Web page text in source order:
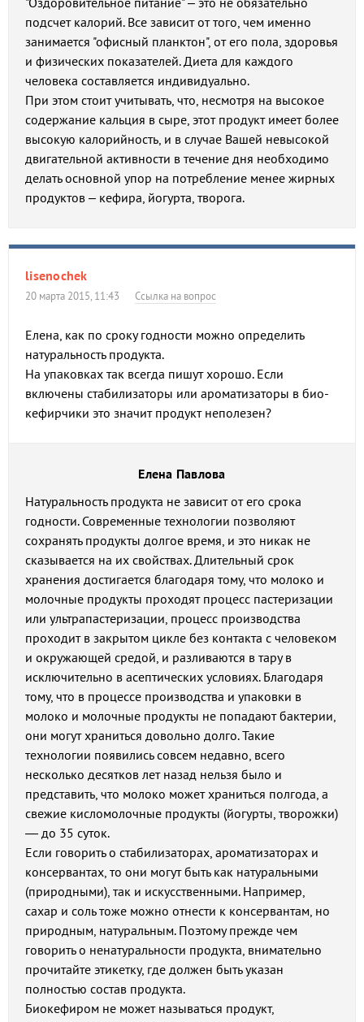
подсчет калорий. Все зависит от того, чем именно
занимается "офисный планктон", от его пола, здоровья
и физических показателей. Диета для каждого
человека составляется индивидуально.
При этом стоит учитывать, что, несмотря на высокое
содержание кальция в сыре, этот продукт имеет более
высокую калорийность, и в случае Вашей невысокой
двигательной активности в течение дня необходимо
делать основной упор на потребление менее жирных
продуктов – кефира, йогурта, творога.
lisenochek
20 марта 2015, 11:43 Ссылка на вопрос
Елена, как по сроку годности можно определить
натуральность продукта.
На упаковках так всегда пишут хорошо. Если
включены стабилизаторы или ароматизаторы в био-
кефирчики это значит продукт неполезен?
Елена Павлова
Натуральность продукта не зависит от его срока
годности. Современные технологии позволяют
сохранять продукты долгое время, и это никак не
сказывается на их свойствах. Длительный срок
хранения достигается благодаря тому, что молоко и
молочные продукты проходят процесс пастеризации
или ультрапастеризации, процесс производства
проходит в закрытом цикле без контакта с человеком
и окружающей средой, и разливаются в тару в
исключительно в асептических условиях. Благодаря
тому, что в процессе производства и упаковки в
молоко и молочные продукты не попадают бактерии,
они могут храниться довольно долго. Такие
технологии появились совсем недавно, всего
несколько десятков лет назад нельзя было и
представить, что молоко может храниться полгода, а
свежие кисломолочные продукты (йогурты, творожки)
— до 35 суток.
Если говорить о стабилизаторах, ароматизаторах и
консервантах, то они могут быть как натуральными
(природными), так и искусственными. Например,
сахар и соль тоже можно отнести к консервантам, но
природным, натуральным. Поэтому прежде чем
говорить о ненатуральности продукта, внимательно
прочитайте этикетку, где должен быть указан
полностью состав продукта.
Биокефиром не может называться продукт,